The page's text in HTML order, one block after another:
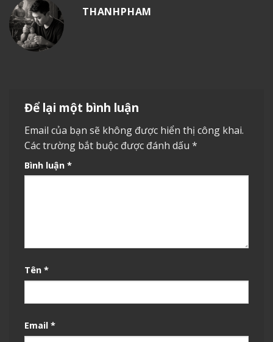
THANHPHAM
Để lại một bình luận
Email của bạn sẽ không được hiển thị công khai.
Các trường bắt buộc được đánh dấu *
Bình luận *
Tên *
Email *